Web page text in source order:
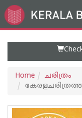
Go
to
Home
ചരിത്രം